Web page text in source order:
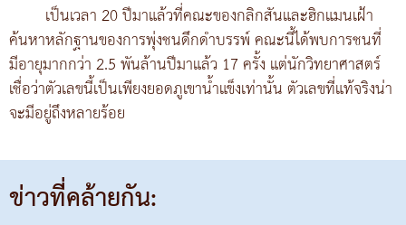
เป็นเวลา 20 ปีมาแล้วที่คณะของกลิกสันและฮิกแมนเฝ้า
ค้นหาหลักฐานของการพุ่งชนดึกดำบรรพ์ คณะนี้ได้พบการชนที่
มีอายุมากกว่า 2.5 พันล้านปีมาแล้ว 17 ครั้ง แต่นักวิทยาศาสตร์
เชื่อว่าตัวเลขนี้เป็นเพียงยอดภูเขาน้ำแข็งเท่านั้น ตัวเลขที่แท้จริงน่า
จะมีอยู่ถึงหลายร้อย
ข่าวที่คล้ายกัน: